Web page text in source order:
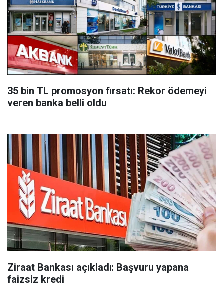
35 bin TL promosyon fırsatı: Rekor ödemeyi
veren banka belli oldu
Ziraat Bankası açıkladı: Başvuru yapana
faizsiz kredi